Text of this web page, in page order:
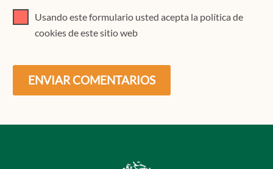
Usando este formulario usted acepta la política de
cookies de este sitio web
ENVIAR COMENTARIOS